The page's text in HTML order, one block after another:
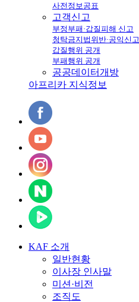
사전정보공표
고객신고
부정부패·갑질피해 신고
청탁금지법위반·공익신고
갑질행위 공개
부패행위 공개
공공데이터개방
아프리카 지식정보
KAF 소개
일반현황
이사장 인사말
미션·비전
조직도